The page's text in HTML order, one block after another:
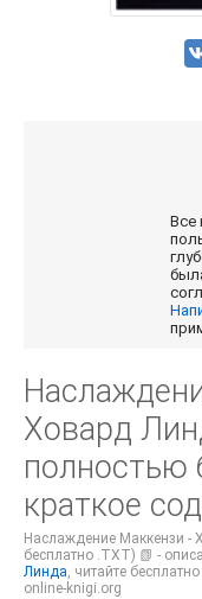
Все
Ховард
полностью
краткое
Наслаждение Маккензи -
бесплатно .TXT) 📗 -
Линда, читайте
online-knigi.org